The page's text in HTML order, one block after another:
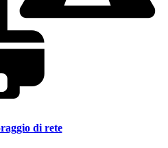
di rete